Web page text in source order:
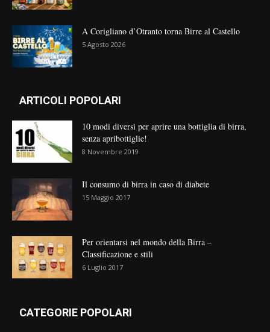
A Corigliano d’Otranto torna Birre al Castello
5 Agosto 2026
ARTICOLI POPOLARI
10 modi diversi per aprire una bottiglia di birra,
senza apribottiglie!
8 Novembre 2019
Il consumo di birra in caso di diabete
15 Maggio 2017
Per orientarsi nel mondo della Birra –
Classificazione e stili
6 Luglio 2017
CATEGORIE POPOLARI